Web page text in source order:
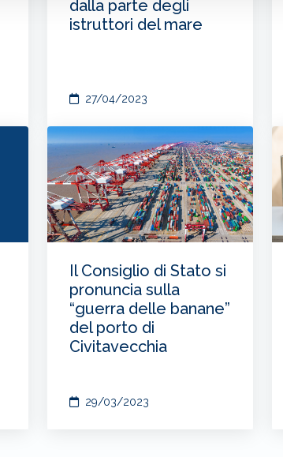
dalla parte degli
istruttori del mare
27/04/2023
Il Consiglio di Stato si
pronuncia sulla
“guerra delle banane”
del porto di
Civitavecchia
29/03/2023